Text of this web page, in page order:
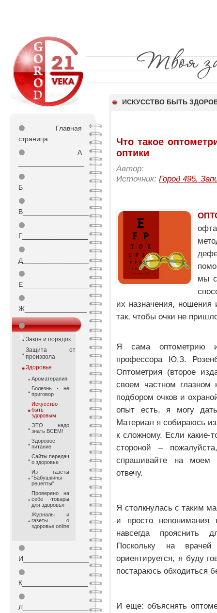
ИСКУССТВО БЫТЬ
⚫
Главная
страница
⚫
А
⚫
Б_________________
⚫
В_________________
⚫
Г_________________
⚫
Д_________________
⚫
Е_________________
⚫
Ж________________
⚫
З_________________
Закон и порядок
Защита от
произвола
Здоровье
Ароматерапия
Болезнь - не
приговор
Искусство
быть
здоровым
ЭТО надо
знать ВСЕМ!
Здоровое
питание
Сайты передач
о здоровье
Из газеты
"Бабушкины
рецепты"
Проверено на
себе -товары
для здоровья
Журналы и
газеты о
здоровье online
⚫
И_________________
⚫
К_________________
⚫
Л_________________
Что такое
оптики
Автор:
Источник:Город 495.
мы с
их назначения, ношения
так, чтобы очки не
Я сама оптометрию
профессора Ю.З.
Оптометрия (второе
своем частном
подбором очков и
опыт есть, я могу
Материал я собираюсь
к сложному. Если
стороной –
спрашивайте на моем
отвечу.
Я столкнулась с таким
и просто
навсегда прояснить
Поскольку на
ориентируется, я буду
постараюсь обходиться
И еще: объяснять